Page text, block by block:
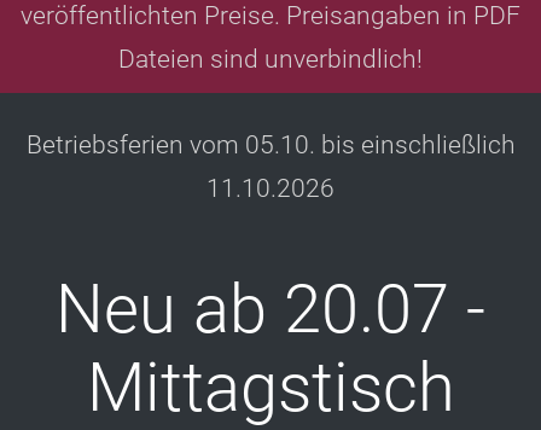
veröffentlichten Preise. Preisangaben in PDF
Dateien sind unverbindlich!
Betriebsferien vom 05.10. bis einschließlich
11.10.2026
Neu ab 20.07 -
Mittagstisch